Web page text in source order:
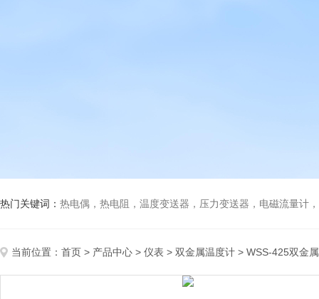
热门关键词： 热电偶，热电阻，温度变送器，压力变送器，电磁流量计，
当前位置： 首页 > 产品中心 > 仪表 > 双金属温度计 > WSS-425双金